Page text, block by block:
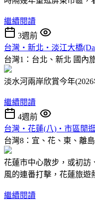
繼續閱讀
3週前
台灣‧新北‧淡江大橋
台灣1：台北、新北 國內
淡水河兩岸欣賞今年
繼續閱讀
4週前
台灣‧花蓮(八)‧市區閒逛
台灣8：宜、花、東、離島
花蓮市中心散步，或初訪
風的連番打擊，花蓮旅遊
繼續閱讀